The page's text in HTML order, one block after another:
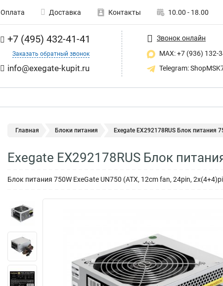
Оплата Доставка Контакты 10.00 - 18.00
+7 (495) 432-41-41
Заказать обратный звонок
info@exegate-kupit.ru
Звонок онлайн
MAX: +7 (936) 132-
Telegram:
Главная Блоки питания Exegate EX292178RUS Блок питания
Exegate EX292178RUS Блок
Блок питания 750W ExeGate UN750 (ATX, 12cm fan, 24pin,